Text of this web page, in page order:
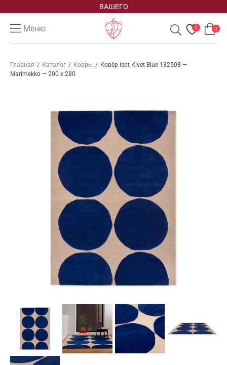
ВАШЕГО
Меню 0 0
Главная / Каталог / Ковры / Ковёр Isot Kivet Blue 132508 —
Marimekko — 200 x 280